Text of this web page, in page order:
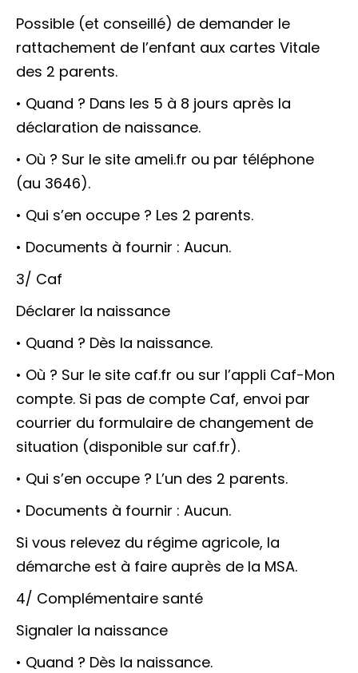
Possible (et conseillé) de demander le
rattachement de l’enfant aux cartes Vitale
des 2 parents.
• Quand ? Dans les 5 à 8 jours après la
déclaration de naissance.
• Où ? Sur le site ameli.fr ou par téléphone
(au 3646).
• Qui s’en occupe ? Les 2 parents.
• Documents à fournir : Aucun.
3/ Caf
Déclarer la naissance
• Quand ? Dès la naissance.
• Où ? Sur le site caf.fr ou sur l’appli Caf-Mon
compte. Si pas de compte Caf, envoi par
courrier du formulaire de changement de
situation (disponible sur caf.fr).
• Qui s’en occupe ? L’un des 2 parents.
• Documents à fournir : Aucun.
Si vous relevez du régime agricole, la
démarche est à faire auprès de la MSA.
4/ Complémentaire santé
Signaler la naissance
• Quand ? Dès la naissance.